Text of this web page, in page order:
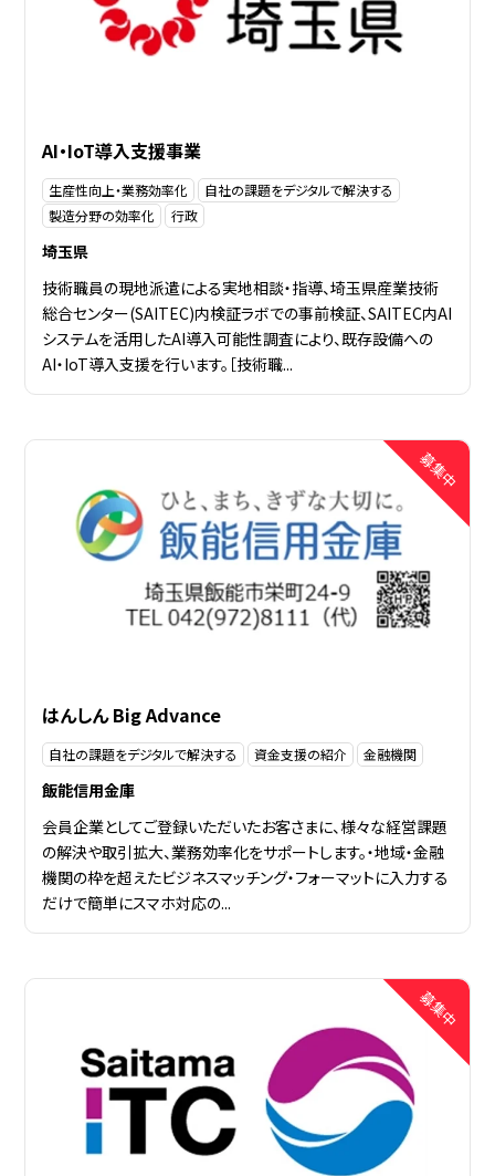
AI・IoT導入支援事業
生産性向上・業務効率化
自社の課題をデジタルで解決する
製造分野の効率化
行政
埼玉県
技術職員の現地派遣による実地相談・指導、埼玉県産業技術
総合センター(SAITEC)内検証ラボでの事前検証、SAITEC内AI
システムを活用したAI導入可能性調査により、既存設備への
AI・IoT導入支援を行います。［技術職...
はんしん Big Advance
自社の課題をデジタルで解決する 資金支援の紹介 金融機関
飯能信用金庫
会員企業としてご登録いただいたお客さまに、様々な経営課題
の解決や取引拡大、業務効率化をサポートします。・地域・金融
機関の枠を超えたビジネスマッチング・フォーマットに入力する
だけで簡単にスマホ対応の...